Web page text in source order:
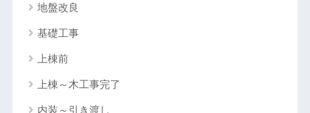
地盤改良
基礎工事
上棟前
上棟～木工事完了
内装～引き渡し